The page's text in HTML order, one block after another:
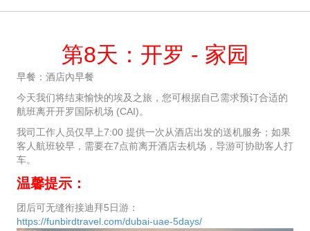
第8天：开罗 - 家园
早餐：酒店內早餐
今天我们将结束愉快的埃及之旅，您可根据自己需求预订合适的
航班离开开罗国际机场 (CAI)。
我司工作人员仅早上7:00 提供一次从酒店出发的送机服务；如果
客人航班较早，需要在7点前离开酒店去机场，导游可协助客人打
车。
温馨提示：
团后可无缝衔接迪拜5日游：
https://funbirdtravel.com/dubai-uae-5days/